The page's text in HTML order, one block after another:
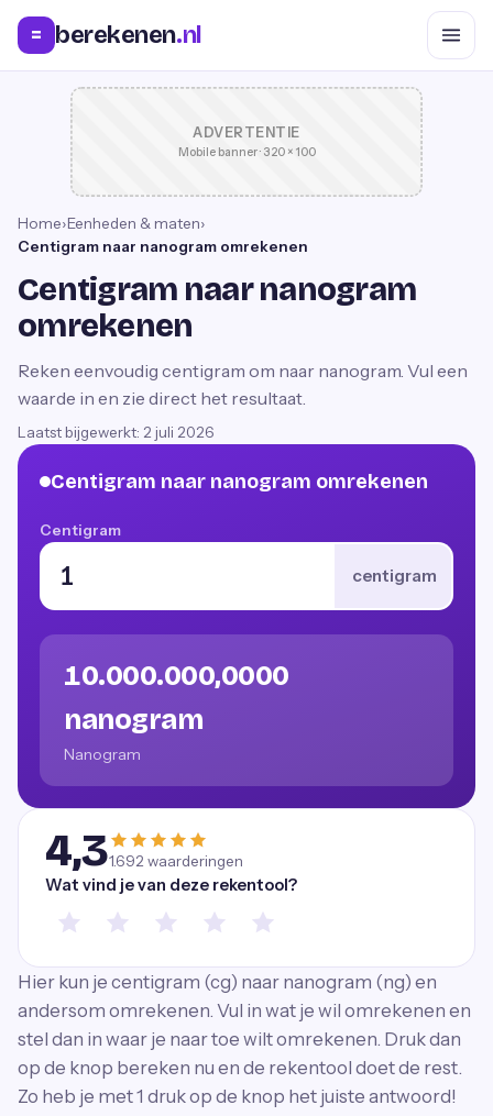
= berekenen.nl
ADVERTENTIE
Mobile banner · 320 × 100
Home›Eenheden & maten›
Centigram naar nanogram omrekenen
Centigram naar nanogram
omrekenen
Reken eenvoudig centigram om naar nanogram. Vul een
waarde in en zie direct het resultaat.
Laatst bijgewerkt: 2 juli 2026
Centigram naar nanogram omrekenen
Centigram
centigram
10.000.000,0000
nanogram
Nanogram
4,31.692 waarderingen
Wat vind je van deze rekentool?
Hier kun je centigram (cg) naar nanogram (ng) en
andersom omrekenen. Vul in wat je wil omrekenen en
stel dan in waar je naar toe wilt omrekenen. Druk dan
op de knop bereken nu en de rekentool doet de rest.
Zo heb je met 1 druk op de knop het juiste antwoord!